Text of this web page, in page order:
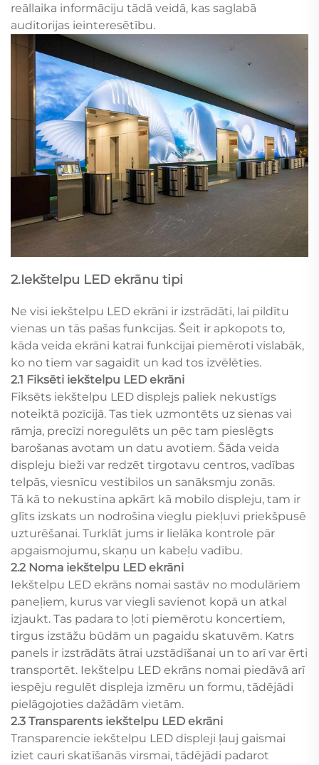
reāllaika informāciju tādā veidā, kas saglabā
auditorijas ieinteresētību.
2.Iekštelpu LED ekrānu tipi
Ne visi iekštelpu LED ekrāni ir izstrādāti, lai pildītu
vienas un tās pašas funkcijas. Šeit ir apkopots to,
kāda veida ekrāni katrai funkcijai piemēroti vislabāk,
ko no tiem var sagaidīt un kad tos izvēlēties.
2.1 Fiksēti iekštelpu LED ekrāni
Fiksēts iekštelpu LED displejs paliek nekustīgs
noteiktā pozīcijā. Tas tiek uzmontēts uz sienas vai
rāmja, precīzi noregulēts un pēc tam pieslēgts
barošanas avotam un datu avotiem. Šāda veida
displeju bieži var redzēt tirgotavu centros, vadības
telpās, viesnīcu vestibilos un sanāksmju zonās.
Tā kā to nekustina apkārt kā mobilo displeju, tam ir
glīts izskats un nodrošina vieglu piekļuvi priekšpusē
uzturēšanai. Turklāt jums ir lielāka kontrole pār
apgaismojumu, skaņu un kabeļu vadību.
2.2 Noma iekštelpu LED ekrāni
Iekštelpu LED ekrāns nomai sastāv no modulāriem
paneļiem, kurus var viegli savienot kopā un atkal
izjaukt. Tas padara to ļoti piemērotu koncertiem,
tirgus izstāžu būdām un pagaidu skatuvēm. Katrs
panels ir izstrādāts ātrai uzstādīšanai un to arī var ērti
transportēt. Iekštelpu LED ekrāns nomai piedāvā arī
iespēju regulēt displeja izmēru un formu, tādējādi
pielāgojoties dažādām vietām.
2.3 Transparents iekštelpu LED ekrāni
Transparencie iekštelpu LED displeji ļauj gaismai
iziet cauri skatīšanās virsmai, tādējādi padarot